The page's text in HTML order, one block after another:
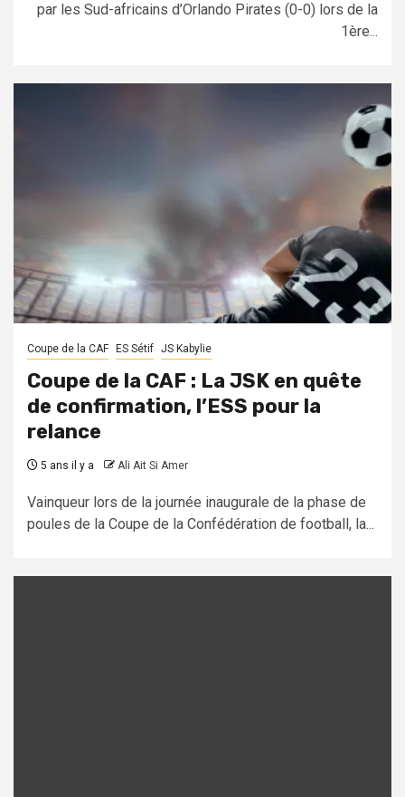
par les Sud-africains d’Orlando Pirates (0-0) lors de la
1ère...
Coupe de la CAF ES Sétif JS Kabylie
Coupe de la CAF : La JSK en quête
de confirmation, l’ESS pour la
relance
5 ans il y a Ali Ait Si Amer
Vainqueur lors de la journée inaugurale de la phase de
poules de la Coupe de la Confédération de football, la...